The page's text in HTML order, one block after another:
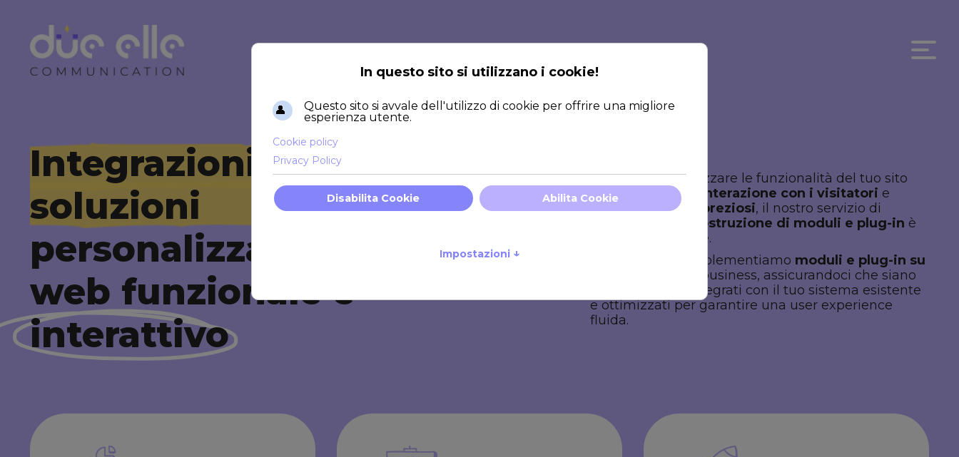
Integrazioni e
soluzioni
personalizzate per un
web funzionale e
interattivo
Se desideri ottimizzare le funzionalità del tuo sito
web, migliorare l'
interazione con i visitatori e
raccogliere dati preziosi, il nostro servizio di
integrazione e costruzione di moduli e plug-in è
la soluzione ideale.
Progettiamo e implementiamo moduli e plug-in su
per il tuo business, assicurandoci che siano
perfettamente integrati con il tuo sistema esistente
e ottimizzati per garantire una user experience
fluida.